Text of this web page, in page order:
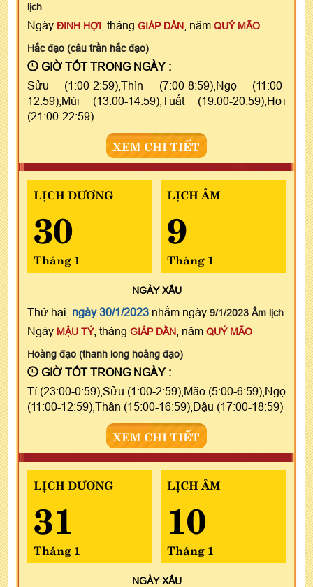
lịch
Ngày ĐINH HỢI , tháng GIÁP DẦN , năm QUÝ MÃO
Hắc đạo (câu trần hắc đạo)
GIỜ TỐT TRONG NGÀY :
Sửu (1:00-2:59),Thìn (7:00-8:59),Ngọ (11:00-
12:59),Mùi (13:00-14:59),Tuất (19:00-20:59),Hợi
(21:00-22:59)
XEM CHI TIẾT
LỊCH DƯƠNG
30
Tháng 1
LỊCH ÂM
9
Tháng 1
NGÀYXẤU
Thứ hai, ngày 30/1/2023 nhằm ngày 9/1/2023 Âm lịch
Ngày MẬU TÝ, tháng GIÁP DẦN , năm QUÝ MÃO
Hoàng đạo (thanh long hoàng đạo)
GIỜ TỐT TRONG NGÀY :
Tí (23:00-0:59),Sửu (1:00-2:59),Mão (5:00-6:59),Ngọ
(11:00-12:59),Thân (15:00-16:59),Dậu (17:00-18:59)
XEM CHI TIẾT
LỊCH DƯƠNG
31
Tháng 1
LỊCH ÂM
10
Tháng 1
NGÀYXẤU